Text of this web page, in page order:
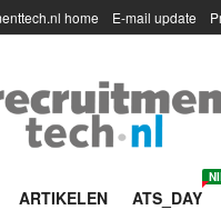
home E-mail update
ARTIKELEN ATS_DAY